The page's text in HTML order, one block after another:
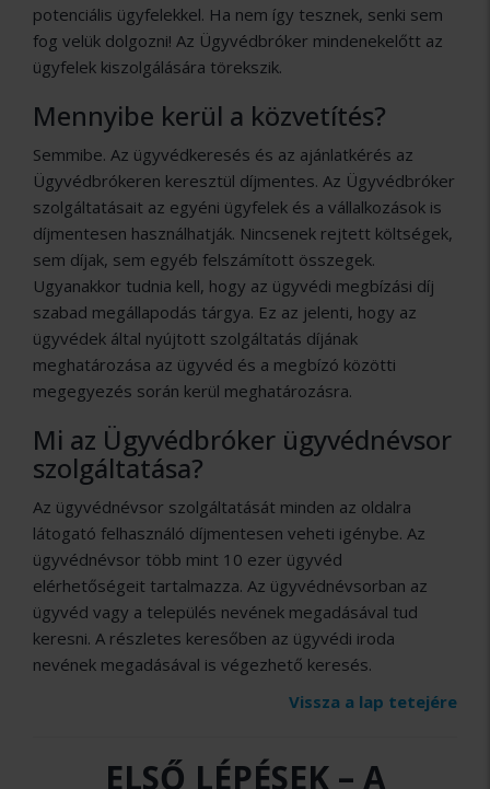
potenciális ügyfelekkel. Ha nem így tesznek, senki sem
fog velük dolgozni! Az Ügyvédbróker mindenekelőtt az
ügyfelek kiszolgálására törekszik.
Mennyibe kerül a közvetítés?
Semmibe. Az ügyvédkeresés és az ajánlatkérés az
Ügyvédbrókeren keresztül díjmentes. Az Ügyvédbróker
szolgáltatásait az egyéni ügyfelek és a vállalkozások is
díjmentesen használhatják. Nincsenek rejtett költségek,
sem díjak, sem egyéb felszámított összegek.
Ugyanakkor tudnia kell, hogy az ügyvédi megbízási díj
szabad megállapodás tárgya. Ez az jelenti, hogy az
ügyvédek által nyújtott szolgáltatás díjának
meghatározása az ügyvéd és a megbízó közötti
megegyezés során kerül meghatározásra.
Mi az Ügyvédbróker ügyvédnévsor
szolgáltatása?
Az ügyvédnévsor szolgáltatását minden az oldalra
látogató felhasználó díjmentesen veheti igénybe. Az
ügyvédnévsor több mint 10 ezer ügyvéd
elérhetőségeit tartalmazza. Az ügyvédnévsorban az
ügyvéd vagy a település nevének megadásával tud
keresni. A részletes keresőben az ügyvédi iroda
nevének megadásával is végezhető keresés.
Vissza a lap tetejére
ELSŐ LÉPÉSEK – A